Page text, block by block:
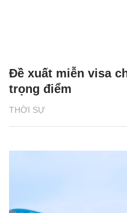
THỜI SỰ
Đề xuất miễn visa
trọng điểm